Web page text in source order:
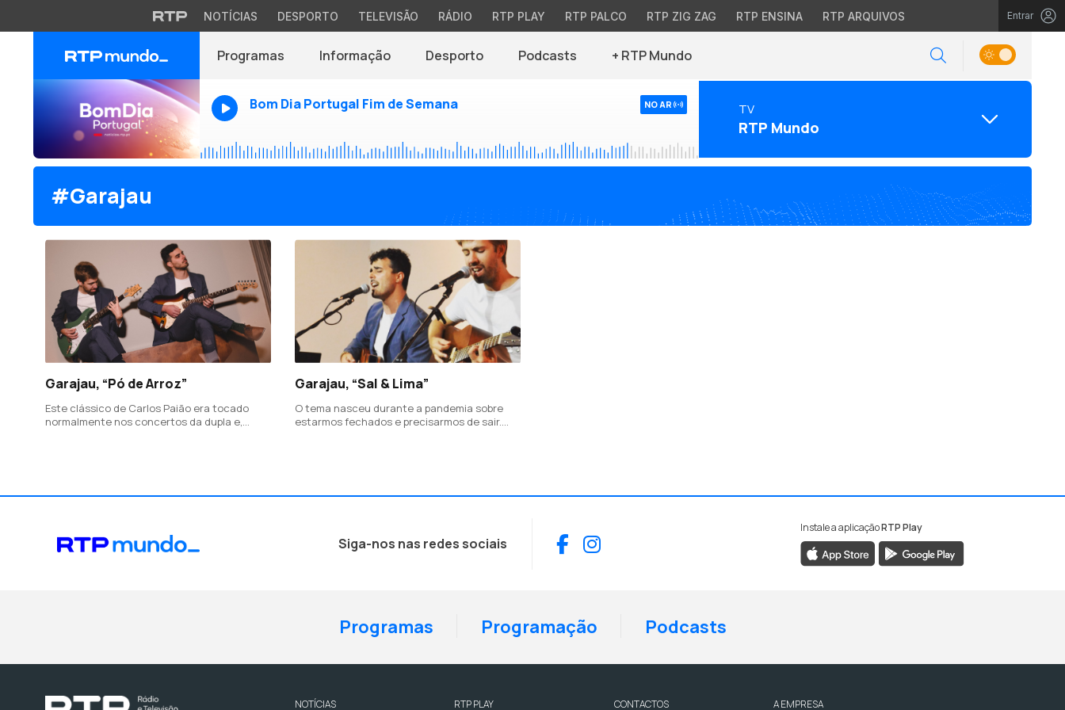
NOTÍCIAS DESPORTO TELEVISÃO RÁDIO RTP PLAY RTP PALCO RTP ZIG ZAG RTP ENSINA RTP ARQUIVOS Entrar
Programas Informação Desporto Podcasts + RTP Mundo
Bom Dia Portugal Fim de Semana NO AR TV
RTP Mundo
#Garajau
Garajau, “Pó de Arroz”
Este clássico de Carlos Paião era tocado
normalmente nos concertos da dupla e,
Garajau, “Sal & Lima”
O tema nasceu durante a pandemia sobre
estarmos fechados e precisarmos de sair.
Siga-nos nas redes sociais Facebook
Instagram
Instale a aplicaçãoRTP Play
Programas Programação Podcasts
NOTÍCIAS RTP PLAY CONTACTOS A EMPRESA